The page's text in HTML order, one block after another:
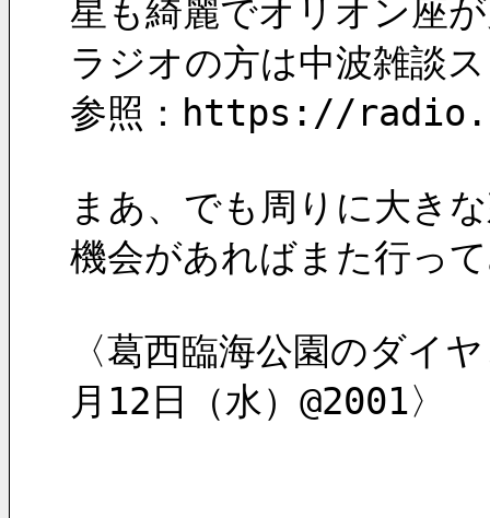
星も綺麗でオリオン座
ラジオの方は中波雑談
参照：https://
まあ、でも周りに大き
機会があればまた行っ
〈葛西臨海公園のダイ
月12日（水）@2001〉